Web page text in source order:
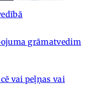
grāmatvedim
vai peļņas vai